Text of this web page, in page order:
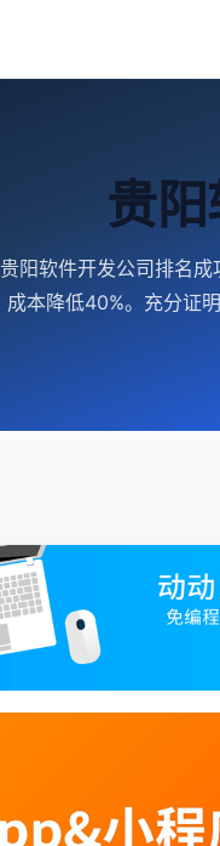
贵
贵阳软件开发公司排名成
成本降低40%。充分证